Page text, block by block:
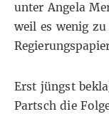
unter Angela
weil es wenig
Erst jüngst
Partsch die